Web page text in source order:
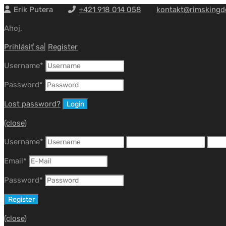
Erik Putera +421 918 014 058
Ahoj.
Prihlásiť sa Register
Username*
Password*
Lost password?
(close)
Username*
Email*
Password*
(close)